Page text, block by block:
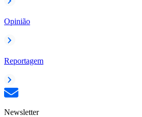
Opinião
Reportagem
Newsletter